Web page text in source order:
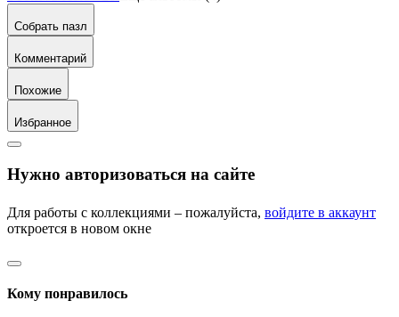
Собрать пазл
Комментарий
Похожие
Избранное
Нужно авторизоваться на сайте
Для работы с коллекциями – пожалуйста, войдите в аккаунт
откроется в новом окне
Кому понравилось